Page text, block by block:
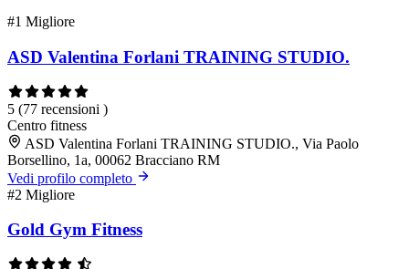
#1 Migliore
ASD Valentina Forlani TRAINING STUDIO.
5 (77 recensioni )
Centro fitness
ASD Valentina Forlani TRAINING STUDIO., Via Paolo
Borsellino, 1a, 00062 Bracciano RM
Vedi profilo completo
#2 Migliore
Gold Gym Fitness